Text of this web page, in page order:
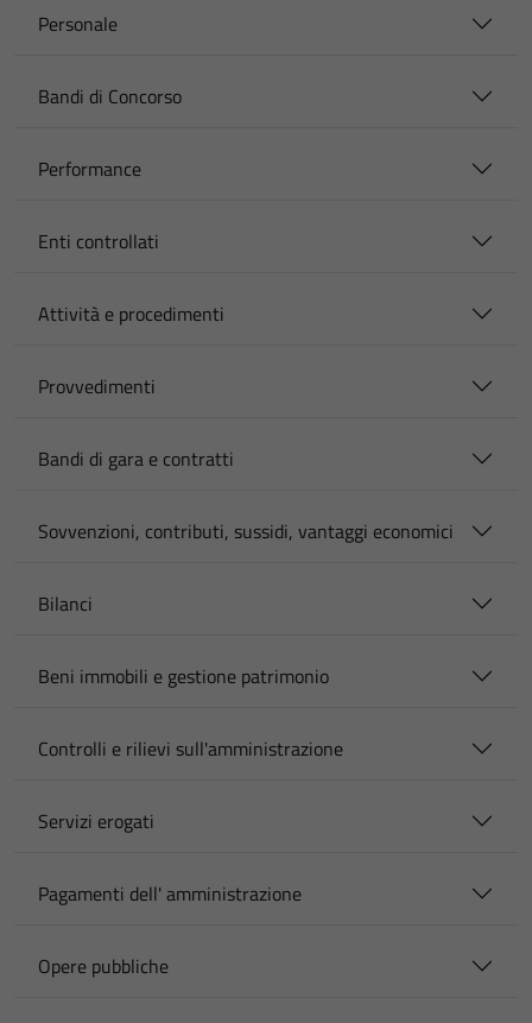
Personale
Bandi di Concorso
Performance
Enti controllati
Attività e procedimenti
Provvedimenti
Bandi di gara e contratti
Sovvenzioni, contributi, sussidi, vantaggi economici
Bilanci
Beni immobili e gestione patrimonio
Controlli e rilievi sull'amministrazione
Servizi erogati
Pagamenti dell' amministrazione
Opere pubbliche